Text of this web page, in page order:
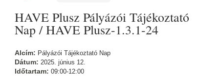
HAVE Plusz Pályázói Tájékoztató
Nap / HAVE Plusz-1.3.1-24
Alcím: Pályázói Tájékoztató Nap
Dátum: 2025. június 12.
Időtartam: 09:00-12:00